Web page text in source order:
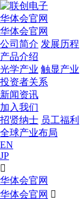
华体会官网
华体会官网
公司简介 发展历程
产品介绍
光学产业 触显产业
投资者关系
新闻资讯
加入我们
招贤纳士 员工福利
全球产业布局
EN
JP

华体会官网
华体会官网 